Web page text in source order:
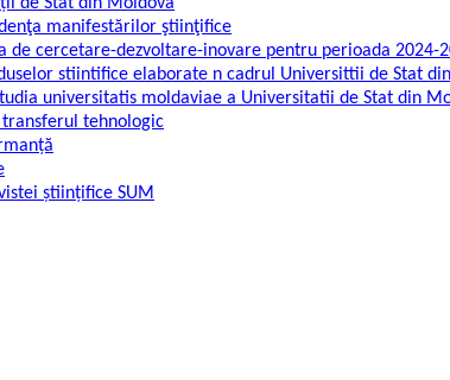
manifestărilor ştiinţifice
cercetare-dezvoltare-inovare pentru perioada 2024-
stiintifice elaborate n cadrul Universittii de Stat
universitatis moldaviae a Universitatii de Stat din
tehnologic
științifice SUM